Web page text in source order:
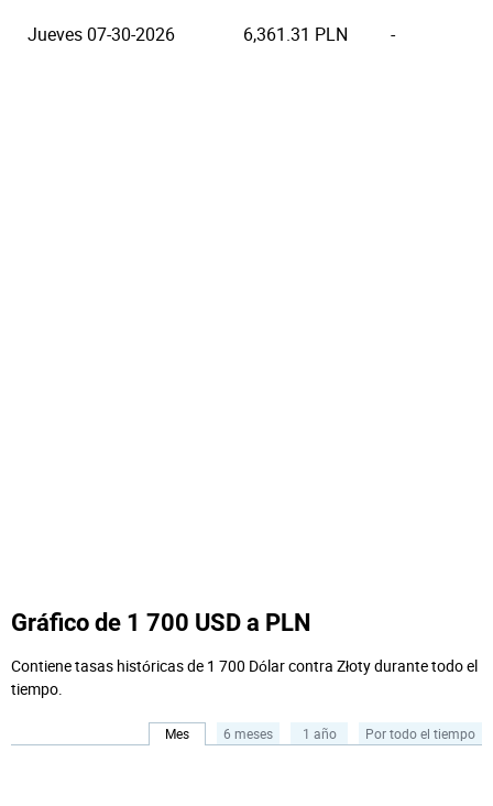
Jueves 07-30-2026 6,361.31 PLN -
Gráfico de 1 700 USD a PLN
Contiene tasas históricas de 1 700 Dólar contra Złoty durante todo el
tiempo.
Mes 6 meses 1 año Por todo el tiempo